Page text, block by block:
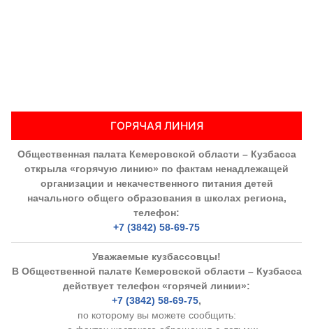
ГОРЯЧАЯ ЛИНИЯ
Общественная палата Кемеровской области – Кузбасса
открыла «горячую линию» по фактам ненадлежащей
организации и некачественного питания детей
начального общего образования в школах региона,
телефон:
+7 (3842) 58-69-75
Уважаемые кузбассовцы!
В Общественной палате Кемеровской области – Кузбасса
действует телефон «горячей линии»:
+7 (3842) 58-69-75,
по которому вы можете сообщить: